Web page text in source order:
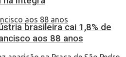
brasileira cai 1,8% de
aos 88 anos